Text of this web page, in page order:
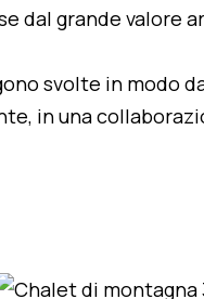
dal grande valore
svolte in modo
in una